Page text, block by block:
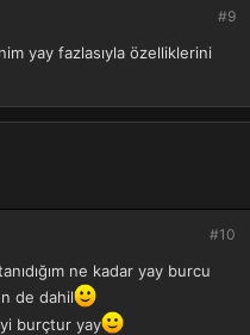
#9
yay fazlasıyla özelliklerini
#10
ne kadar yay burcu
de dahil
burçtur yay